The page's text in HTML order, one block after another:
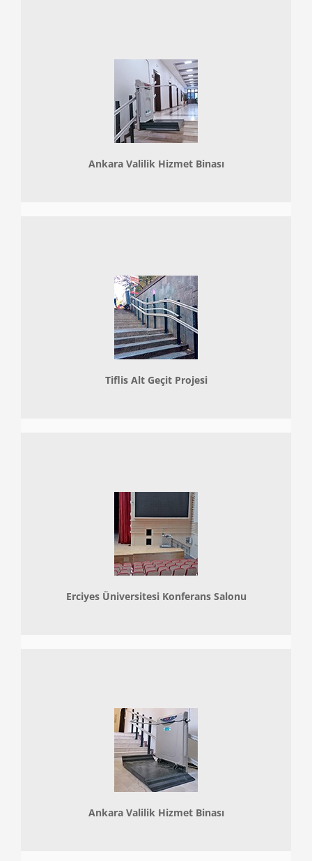
Ankara Valilik Hizmet Binası
Tiflis Alt Geçit Projesi
Erciyes Üniversitesi Konferans Salonu
Ankara Valilik Hizmet Binası